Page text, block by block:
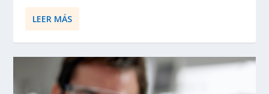
LEER MÁS